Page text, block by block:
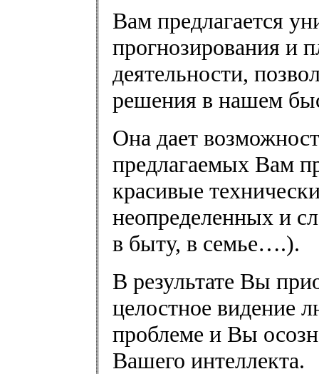
Вам предлагается
прогнозирования и
деятельности,
решения в нашем
Она дает
предлагаемых Вам
красивые
неопределенных и
в быту, в семье….).
В результате Вы
целостное видение
проблеме и Вы
Вашего интеллекта.